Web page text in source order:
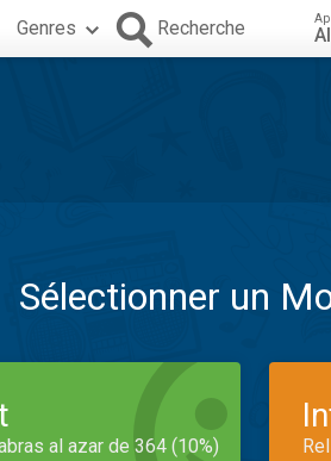
Genres Recherche
Sélectionner un
al azar de 364 (10%)